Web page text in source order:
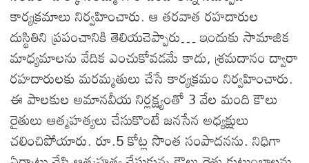
కార్యక్రమాలు నిర్వహించారు. ఆ తరవాత రహదారుల
దుస్థితిని ప్రపంచానికి తెలియచెప్పారు… ఇందుకు సామాజిక
మాధ్యమాలను వేదిక ఎంచుకోవడమే కాదు, శ్రమదానం ద్వారా
రహదారులకు మరమ్మతులు చేసే కార్యక్రమం నిర్వహించారు.
ఈ పాలకుల అమానవీయ నిర్లక్ష్యంతో 3 వేల మంది కౌలు
రైతులు ఆత్మహత్యలు చేసుకొంటే జనసేన అధ్యక్షులు
చలించిపోయారు. రూ.5 కోట్ల సొంత సంపాదనను. నిధిగా